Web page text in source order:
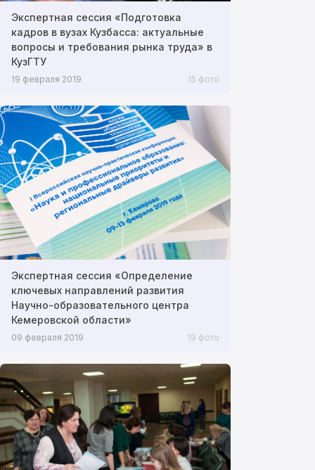
Экспертная сессия «Подготовка
кадров в вузах Кузбасса: актуальные
вопросы и требования рынка труда» в
КузГТУ
19 февраля 2019 15 фото
Экспертная сессия «Определение
ключевых направлений развития
Научно-образовательного центра
Кемеровской области»
09 февраля 2019 19 фото